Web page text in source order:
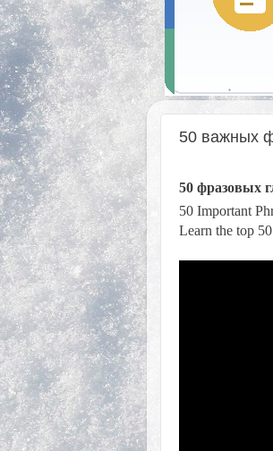
50 важных
50 фразовых
50 Important
Learn the top